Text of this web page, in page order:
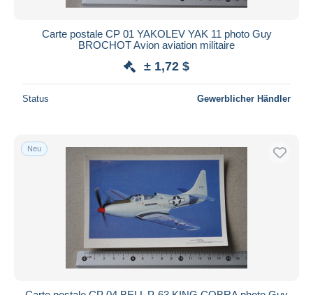
Carte postale CP 01 YAKOLEV YAK 11 photo Guy
BROCHOT Avion aviation militaire
± 1,72 $
Status Gewerblicher Händler
Neu